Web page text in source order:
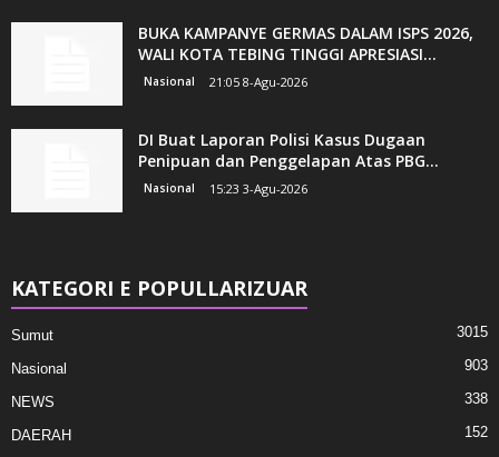
BUKA KAMPANYE GERMAS DALAM ISPS 2026,
WALI KOTA TEBING TINGGI APRESIASI...
Nasional 21:05 8-Agu-2026
DI Buat Laporan Polisi Kasus Dugaan
Penipuan dan Penggelapan Atas PBG...
Nasional 15:23 3-Agu-2026
KATEGORI E POPULLARIZUAR
Sumut 3015
Nasional 903
NEWS 338
DAERAH
152